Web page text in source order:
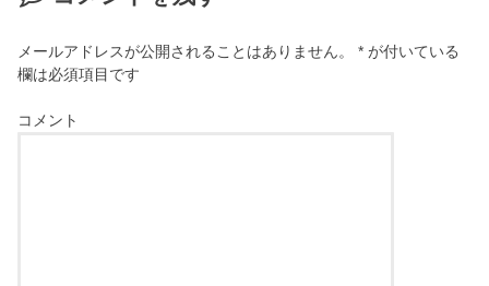
メールアドレスが公開されることはありません。 * が付いている
欄は必須項目です
コメント